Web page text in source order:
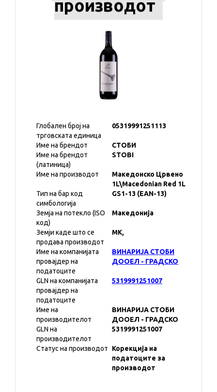
производот
Глобален број на
трговската единица
05319991251113
Име на брендот
СТОБИ
Име на брендот
(латиница)
STOBI
Име на производот
Македонско Црвено
1L\Macedonian Red 1L
Тип на бар код
симбологија
GS1-13 (EAN-13)
Земја на потекло (ISO
код)
Македонија
Земји каде што се
продава производот
MK,
Име на компанијата
провајдер на
податоците
ВИНАРИЈА СТОБИ
ДООЕЛ - ГРАДСКО
GLN на компанијата
провајдер на
податоците
5319991251007
Име на
производителот
ВИНАРИЈА СТОБИ
ДООЕЛ - ГРАДСКО
GLN на
производителот
5319991251007
Статус на производот
Корекција на
податоците за
производот